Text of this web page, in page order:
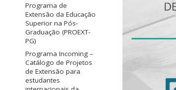
Programa de
Extensão da Educação
Superior na Pós-
Graduação (PROEXT-
PG)
Programa Incoming –
Catálogo de Projetos
de Extensão para
estudantes